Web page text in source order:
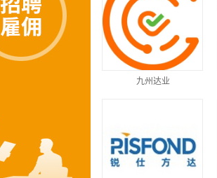
九州达业